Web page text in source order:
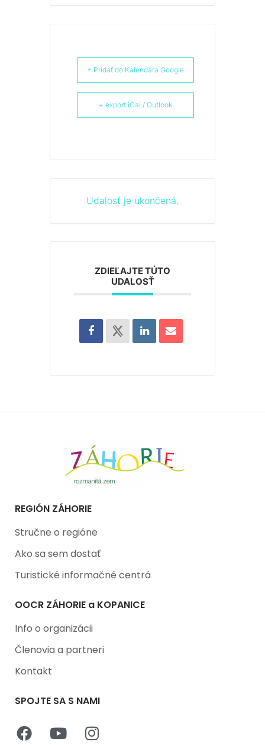
+ Pridať do Kalendára Google
+ export iCal / Outlook
Udalosť je ukončená.
ZDIEĽAJTE TÚTO
UDALOSŤ
REGIÓN ZÁHORIE
Stručne o regióne
Ako sa sem dostať
Turistické informačné centrá
OOCR ZÁHORIE a KOPANICE
Info o organizácii
Členovia a partneri
Kontakt
SPOJTE SA S NAMI